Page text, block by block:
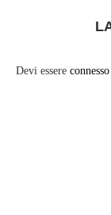
Devi essere connesso